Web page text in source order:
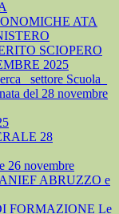
ATA
SCIOPERO
2025
settore Scuola_
del 28 novembre
28
26 novembre
ABRUZZO e
FORMAZIONE Le